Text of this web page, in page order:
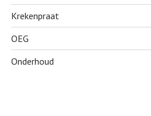
Krekenpraat
OEG
Onderhoud